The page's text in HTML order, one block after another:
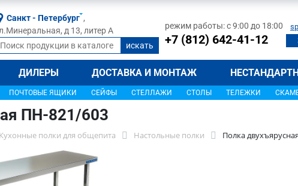
Санкт - Петербург ,
д 13, литер А
режим работы: с 9:00 до 18:00
+7 (812) 642-41-12
ДИЛЕРЫ ДОСТАВКА И МОНТАЖ
ПОЧТОВЫЕ ЯЩИКИ СЕЙФЫ СТЕЛЛАЖИ СТОЛЫ ТЕЛЕЖКИ
ПН-821/603
Кухонные полки для общепита Настольные полки Полка